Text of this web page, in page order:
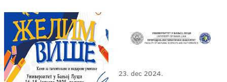
23. dec 2024.